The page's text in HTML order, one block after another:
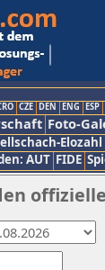
CZE DEN ENG ESP
Foto-
Elozahl
AUT FIDE